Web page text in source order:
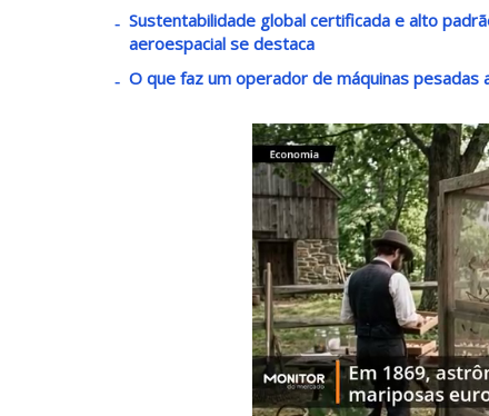
Sustentabilidade global certificada e alto
aeroespacial se destaca
O que faz um operador de máquinas pesadas